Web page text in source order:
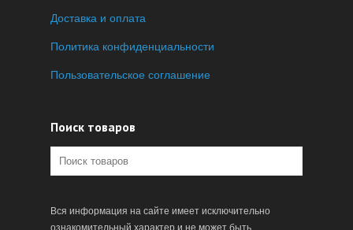
Доставка и оплата
Политика конфиденциальности
Пользовательское соглашение
Поиск товаров
Вся информация на сайте имеет исключительно
ознакомительный характер и не может быть